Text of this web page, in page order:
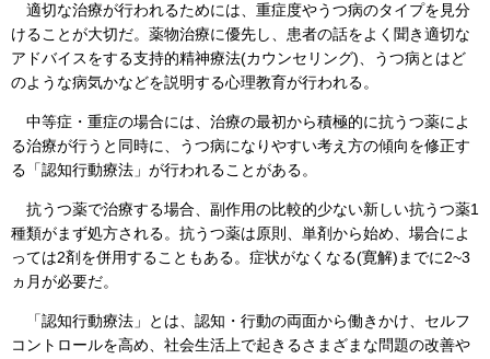
適切な治療が行われるためには、重症度やうつ病のタイプを見分
けることが大切だ。薬物治療に優先し、患者の話をよく聞き適切な
アドバイスをする支持的精神療法(カウンセリング)、うつ病とはど
のような病気かなどを説明する心理教育が行われる。
中等症・重症の場合には、治療の最初から積極的に抗うつ薬によ
る治療が行うと同時に、うつ病になりやすい考え方の傾向を修正す
る「認知行動療法」が行われることがある。
抗うつ薬で治療する場合、副作用の比較的少ない新しい抗うつ薬1
種類がまず処方される。抗うつ薬は原則、単剤から始め、場合によ
っては2剤を併用することもある。症状がなくなる(寛解)までに2~3
ヵ月が必要だ。
「認知行動療法」とは、認知・行動の両面から働きかけ、セルフ
コントロールを高め、社会生活上で起きるさまざまな問題の改善や